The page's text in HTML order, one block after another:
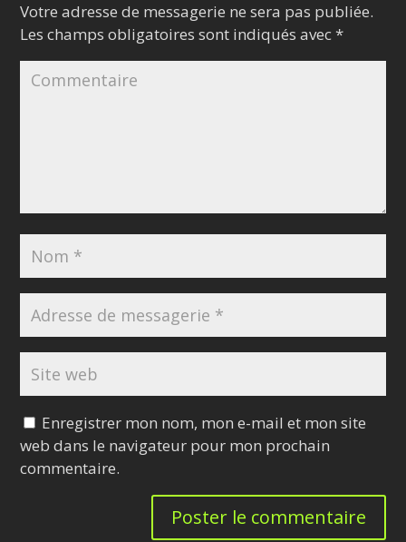
Votre adresse de messagerie ne sera pas publiée.
Les champs obligatoires sont indiqués avec*
Enregistrer mon nom, mon e-mail et mon site
web dans le navigateur pour mon prochain
commentaire.